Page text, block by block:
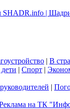
| В
| Спорт |
|
на ТК